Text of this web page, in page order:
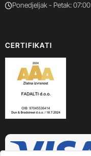
Ponedjeljak - Petak:
CERTIFIKATI